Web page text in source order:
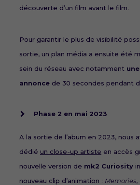
découverte d’un film avant le film.
Pour garantir le plus de visibilité
sortie, un plan média a ensuite été
sein du réseau avec notamment
annonce de 30 secondes pendant
Phase 2 en mai 2023
A la sortie de l’abum en 2023, nous
dédié un close-up artiste en accès
nouvelle version de mk2 Curiosity
nouveau clip d’animation : Memories,